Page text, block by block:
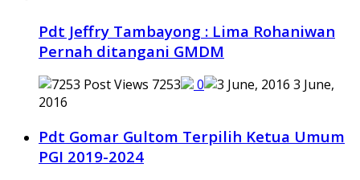
Pdt Jeffry Tambayong : Lima Rohaniwan
Pernah ditangani GMDM
7253 0
3 June,
2016
Pdt Gomar Gultom Terpilih Ketua Umum
PGI 2019-2024